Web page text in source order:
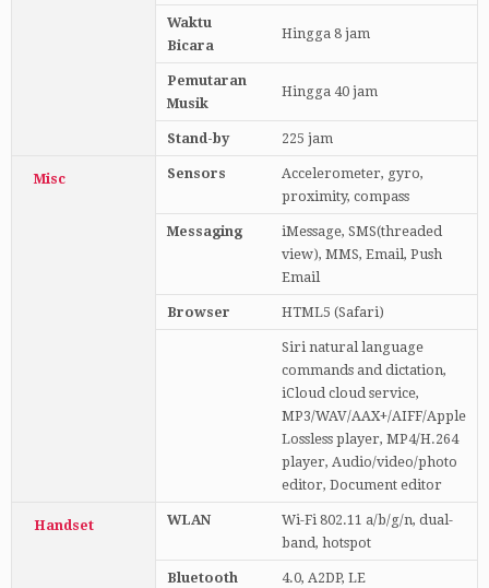
Waktu
Bicara
Hingga 8 jam
Pemutaran
Musik
Hingga 40 jam
Stand-by 225 jam
Misc Sensors
Accelerometer, gyro,
proximity, compass
Messaging
iMessage, SMS(threaded
view), MMS, Email, Push
Email
Browser HTML5 (Safari)
Siri natural language
commands and dictation,
iCloud cloud service,
MP3/WAV/AAX+/AIFF/Apple
Lossless player, MP4/H.264
player, Audio/video/photo
editor, Document editor
Handset WLAN
Wi-Fi 802.11 a/b/g/n, dual-
band, hotspot
Bluetooth 4.0, A2DP, LE